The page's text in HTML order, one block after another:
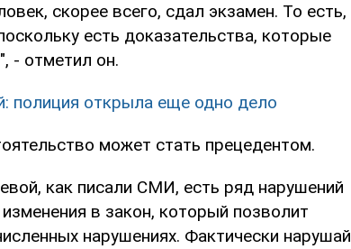
скорее всего, сдал экзамен. То есть,
есть доказательства, которые
- отметил он.
полиция открыла еще одно дело
может стать прецедентом.
как писали СМИ, есть ряд нарушений
в закон, который позволит
нарушениях. Фактически нарушай